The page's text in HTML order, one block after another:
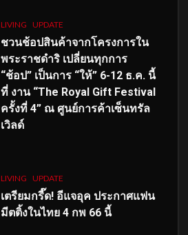
LIVING UPDATE
ชวนช้อปสินค้าจากโครงการใน
พระราชดำริ เปลี่ยนทุกการ
“ช้อป” เป็นการ “ให้” 6-12 ธ.ค. นี้
ที่ งาน “The Royal Gift Festival
ครั้งที่ 4” ณ ศูนย์การค้าเซ็นทรัล
เวิลด์
LIVING UPDATE
เตรียมกรี๊ด! อีแจอุค ประกาศแฟน
มีตติ้งในไทย 4 กพ 66 นี้